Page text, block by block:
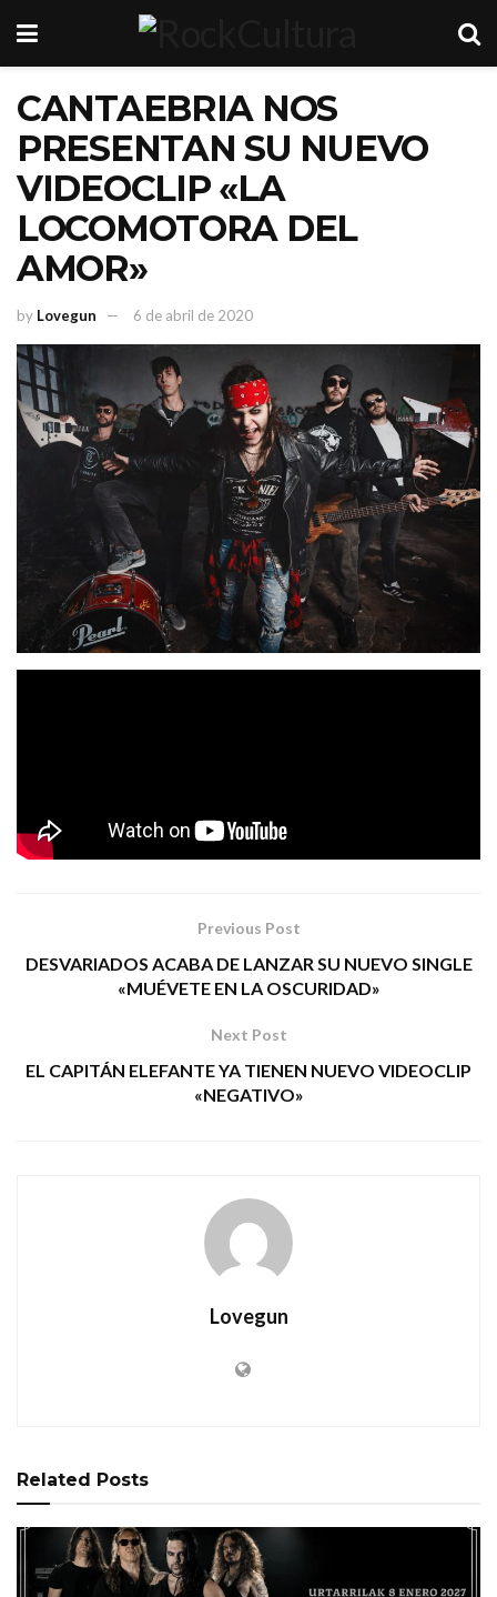
CANTAEBRIA NOS
PRESENTAN SU NUEVO
VIDEOCLIP «LA
LOCOMOTORA DEL
AMOR»
by Lovegun 6 de abril de 2020
Tags: cantaebria rock la locomotora del amor
Previous Post
DESVARIADOS ACABA DE LANZAR SU NUEVO SINGLE
«MUÉVETE EN LA OSCURIDAD»
Next Post
EL CAPITÁN ELEFANTE YA TIENEN NUEVO VIDEOCLIP
«NEGATIVO»
Lovegun
Related Posts